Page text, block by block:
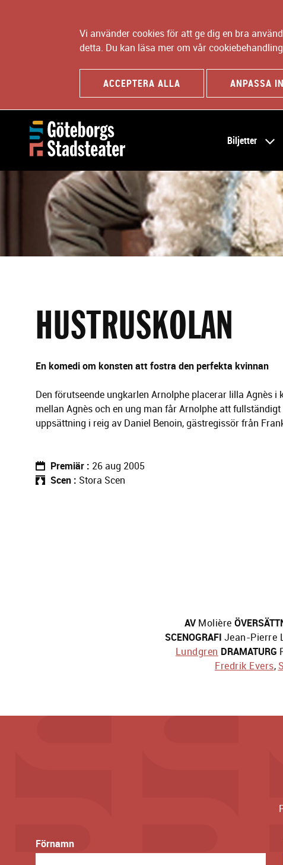
Vi använder cookies för att ge dig en bra
detta. Du kan läsa mer om vår
ACCEPTERA ALLA ANPASSA
H
v
u
d
n
a
v
i
i
n
g
Biljetter
HUSTRUSKOLAN
En komedi om konsten att fostra den perfekta kvinnan
Den förutseende ungkarlen Arnolphe placerar lilla Agnès
mellan Agnès och en ung man får Arnolphe att
uppsättning i reig av Daniel Benoin, gästregissör från
Premiär
26 aug 2005
Scen
Stora Scen
AV Molière
SCENOGRAFI Jean-Pierre
Lundgren DRAMATURG
Fredrik Evers,
Förnamn